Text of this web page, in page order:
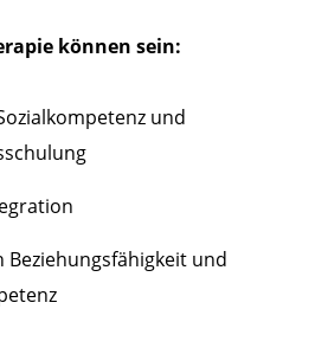
können sein:
und
Beziehungsfähigkeit und